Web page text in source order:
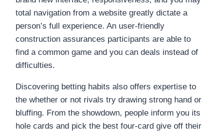
total navigation from a website greatly dictate a
person’s full experience. An user-friendly
construction assurances participants are able to
find a common game and you can deals instead of
difficulties.
Discovering betting habits also offers expertise to
the whether or not rivals try drawing strong hand or
bluffing. From the showdown, people inform you its
hole cards and pick the best four-card give off their